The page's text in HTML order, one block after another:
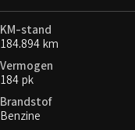
KM-stand
184.894 km
Vermogen
184 pk
Brandstof
Benzine